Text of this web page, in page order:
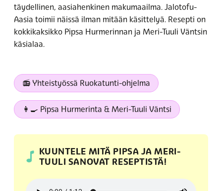
täydellinen, aasiahenkinen makumaailma. Jalotofu-
Aasia toimii näissä ilman mitään käsittelyä. Resepti on
kokkikaksikko Pipsa Hurmerinnan ja Meri-Tuuli Väntsin
käsialaa.
📻 Yhteistyössä Ruokatunti-ohjelma
👩‍🍳 Pipsa Hurmerinta & Meri-Tuuli Väntsi
KUUNTELE MITÄ PIPSA JA MERI-
TUULI SANOVAT RESEPTISTÄ!